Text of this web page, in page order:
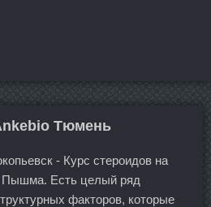
Тюмень
- Курс стероидов на
Пышма. Есть целый ряд
факторов, которые